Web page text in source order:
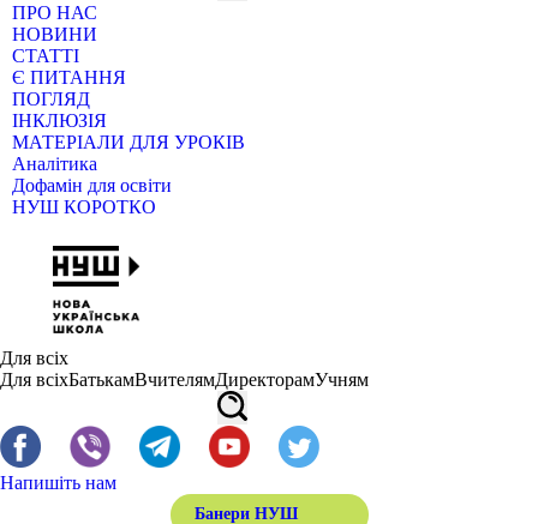
ПРО НАС
НОВИНИ
СТАТТІ
Є ПИТАННЯ
ПОГЛЯД
ІНКЛЮЗІЯ
МАТЕРІАЛИ ДЛЯ УРОКІВ
Аналітика
Дофамін для освіти
НУШ КОРОТКО
Для всіх
Для всіхБатькамВчителямДиректорамУчням
Напишіть нам
Банери НУШ